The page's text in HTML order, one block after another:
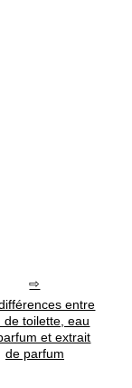
entre
de toilette, eau
et extrait
de parfum